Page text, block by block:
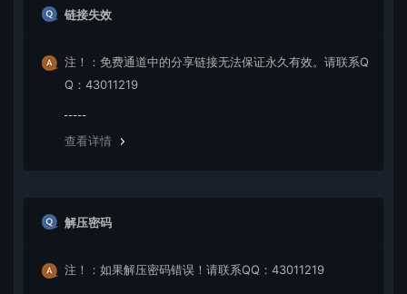
链接失效
注！：免费通道中的分享链接无法保证永久有效。请联系Q
Q：43011219
查看详情
解压密码
注！：如果解压密码错误！请联系QQ：43011219